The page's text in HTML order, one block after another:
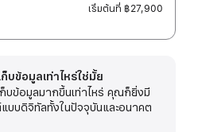
เริ่มต้นที่ ฿27,900
บข้อมูลเท่าไหร่ใช่มั้ย
ข้อมูลมากขึ้นเท่าไหร่ คุณก็ยิ่งมี
บบดิจิทัลทั้งในปัจจุบันและอนาคต